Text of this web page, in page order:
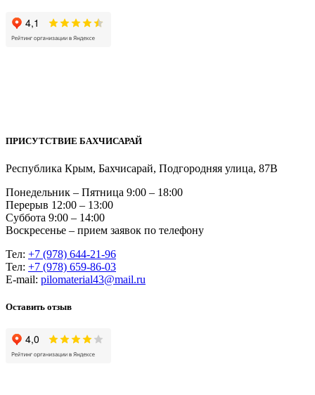
ПРИСУТСТВИЕ БАХЧИСАРАЙ
Республика Крым, Бахчисарай, Подгородняя улица, 87В
Понедельник – Пятница 9:00 – 18:00
Перерыв 12:00 – 13:00
Суббота 9:00 – 14:00
Воскресенье – прием заявок по телефону
Тел: +7 (978) 644-21-96
Тел: +7 (978) 659-86-03
Е-mail: pilomaterial43@mail.ru
Оставить отзыв